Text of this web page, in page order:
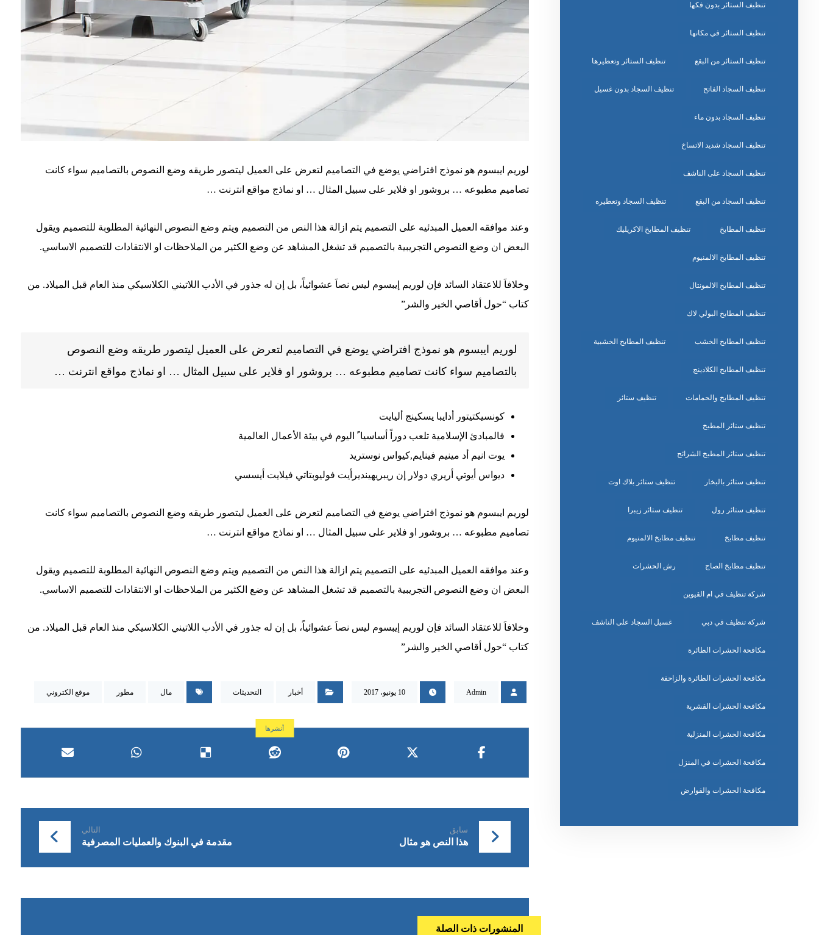
لوريم ايبسوم هو نموذج افتراضي يوضع في التصاميم لتعرض على العميل ليتصور طريقه وضع النصوص بالتصاميم سواء كانت
تصاميم مطبوعه … بروشور او فلاير على سبيل المثال … او نماذج مواقع انترنت …
وعند موافقه العميل المبدئيه على التصميم يتم ازالة هذا النص من التصميم ويتم وضع النصوص النهائية المطلوبة للتصميم ويقول
البعض ان وضع النصوص التجريبية بالتصميم قد تشغل المشاهد عن وضع الكثير من الملاحظات او الانتقادات للتصميم الاساسي.
وخلافاَ للاعتقاد السائد فإن لوريم إيبسوم ليس نصاَ عشوائياً، بل إن له جذور في الأدب اللاتيني الكلاسيكي منذ العام قبل الميلاد. من
كتاب “حول أقاصي الخير والشر”
لوريم ايبسوم هو نموذج افتراضي يوضع في التصاميم لتعرض على العميل ليتصور طريقه وضع النصوص
بالتصاميم سواء كانت تصاميم مطبوعه … بروشور او فلاير على سبيل المثال … او نماذج مواقع انترنت …
كونسيكتيتور أدايبا يسكينج أليايت
فالمبادئ الإسلامية تلعب دوراً أساسيا ً اليوم في بيئة الأعمال العالمية
يوت انيم أد مينيم فينايم,كيواس نوستريد
ديواس أيوتي أريري دولار إن ريبريهينديرأيت فوليوبتاتي فيلايت أيسسي
لوريم ايبسوم هو نموذج افتراضي يوضع في التصاميم لتعرض على العميل ليتصور طريقه وضع النصوص بالتصاميم سواء كانت
تصاميم مطبوعه … بروشور او فلاير على سبيل المثال … او نماذج مواقع انترنت …
وعند موافقه العميل المبدئيه على التصميم يتم ازالة هذا النص من التصميم ويتم وضع النصوص النهائية المطلوبة للتصميم ويقول
البعض ان وضع النصوص التجريبية بالتصميم قد تشغل المشاهد عن وضع الكثير من الملاحظات او الانتقادات للتصميم الاساسي.
وخلافاَ للاعتقاد السائد فإن لوريم إيبسوم ليس نصاَ عشوائياً، بل إن له جذور في الأدب اللاتيني الكلاسيكي منذ العام قبل الميلاد. من
كتاب “حول أقاصي الخير والشر”
Admin 10 يونيو، 2017 أخبار التحديثات مال مطور موقع الكتروني
سابق
هذا النص هو مثال
التالي
مقدمة في البنوك والعمليات المصرفية
المنشورات ذات الصلة
تنظيف الستائر بدون فكها
تنظيف الستائر في مكانها
تنظيف الستائر من البقع تنظيف الستائر وتعطيرها
تنظيف السجاد الفاتح تنظيف السجاد بدون غسيل
تنظيف السجاد بدون ماء
تنظيف السجاد شديد الاتساخ
تنظيف السجاد على الناشف
تنظيف السجاد من البقع تنظيف السجاد وتعطيره
تنظيف المطابخ تنظيف المطابخ الاكريليك
تنظيف المطابخ الالمنيوم
تنظيف المطابخ الالمونتال
تنظيف المطابخ البولي لاك
تنظيف المطابخ الخشب تنظيف المطابخ الخشبية
تنظيف المطابخ الكلادينج
تنظيف المطابخ والحمامات تنظيف ستائر
تنظيف ستائر المطبخ
تنظيف ستائر المطبخ الشرائح
تنظيف ستائر بالبخار تنظيف ستائر بلاك اوت
تنظيف ستائر رول تنظيف ستائر زيبرا
تنظيف مطابخ تنظيف مطابخ الالمنيوم
تنظيف مطابخ الصاج رش الحشرات
شركة تنظيف في ام القيوين
شركة تنظيف في دبي غسيل السجاد على الناشف
مكافحة الحشرات الطائرة
مكافحة الحشرات الطائرة والزاحفة
مكافحة الحشرات القشرية
مكافحة الحشرات المنزلية
مكافحة الحشرات في المنزل
مكافحة الحشرات والقوارض